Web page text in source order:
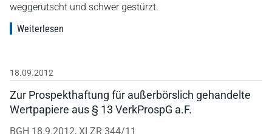
weggerutscht und schwer gestürzt.
Weiterlesen
18.09.2012
Zur Prospekthaftung für außerbörslich gehandelte
Wertpapiere aus § 13 VerkProspG a.F.
BGH 18.9.2012, XI ZR 344/11